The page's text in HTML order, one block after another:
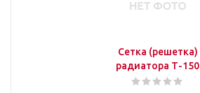
Сетка (решетка)
радиатора Т-150